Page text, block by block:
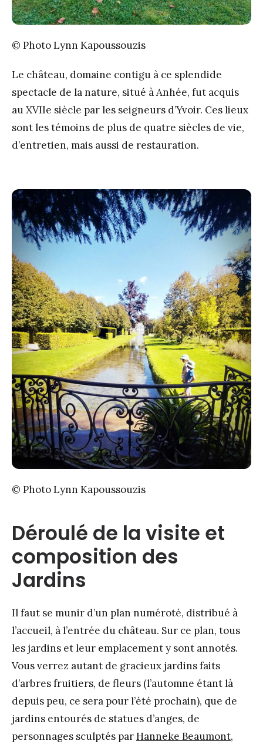
© Photo Lynn Kapoussouzis
Le château, domaine contigu à ce splendide
spectacle de la nature, situé à Anhée, fut acquis
au XVIIe siècle par les seigneurs d’Yvoir. Ces lieux
sont les témoins de plus de quatre siècles de vie,
d’entretien, mais aussi de restauration.
© Photo Lynn Kapoussouzis
Déroulé de la visite et
composition des
Jardins
Il faut se munir d’un plan numéroté, distribué à
l’accueil, à l’entrée du château. Sur ce plan, tous
les jardins et leur emplacement y sont annotés.
Vous verrez autant de gracieux jardins faits
d’arbres fruitiers, de fleurs (l’automne étant là
depuis peu, ce sera pour l’été prochain), que de
jardins entourés de statues d’anges, de
personnages sculptés parHanneke Beaumont,